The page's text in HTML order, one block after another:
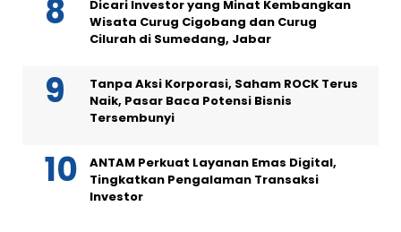
Dicari Investor yang Minat Kembangkan
Wisata Curug Cigobang dan Curug
Cilurah di Sumedang, Jabar
Tanpa Aksi Korporasi, Saham ROCK Terus
Naik, Pasar Baca Potensi Bisnis
Tersembunyi
ANTAM Perkuat Layanan Emas Digital,
Tingkatkan Pengalaman Transaksi
Investor